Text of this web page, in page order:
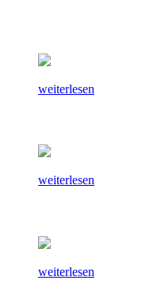
weiterlesen
weiterlesen
weiterlesen